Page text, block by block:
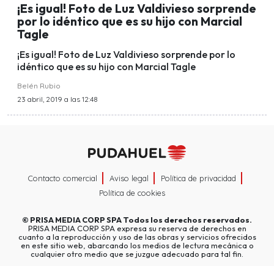
¡Es igual! Foto de Luz Valdivieso sorprende
por lo idéntico que es su hijo con Marcial
Tagle
¡Es igual! Foto de Luz Valdivieso sorprende por lo
idéntico que es su hijo con Marcial Tagle
Belén Rubio
23 abril, 2019 a las 12:48
Contacto comercial Aviso legal
Política de privacidad
Política de cookies
© PRISA MEDIA CORP SPATodos los derechos reservados.
PRISA MEDIA CORP SPA expresa su reserva de derechos en
cuanto a la reproducción y uso de las obras y servicios ofrecidos
en este sitio web, abarcando los medios de lectura mecánica o
cualquier otro medio que se juzgue adecuado para tal fin.